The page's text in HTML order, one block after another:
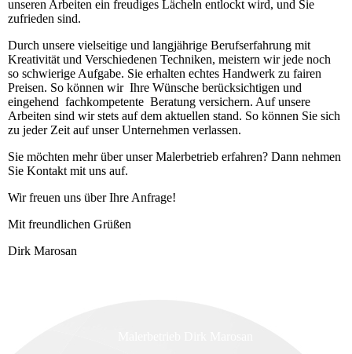
unseren Arbeiten ein freudiges Lächeln entlockt wird, und Sie
zufrieden sind.
Durch unsere vielseitige und langjährige Berufserfahrung mit
Kreativität und Verschiedenen Techniken, meistern wir jede noch
so schwierige Aufgabe. Sie erhalten echtes Handwerk zu fairen
Preisen. So können wir Ihre Wünsche berücksichtigen und
eingehend fachkompetente Beratung versichern. Auf unsere
Arbeiten sind wir stets auf dem aktuellen stand. So können Sie sich
zu jeder Zeit auf unser Unternehmen verlassen.
Sie möchten mehr über unser Malerbetrieb erfahren? Dann nehmen
Sie Kontakt mit uns auf.
Wir freuen uns über Ihre Anfrage!
Mit freundlichen Grüßen
Dirk Marosan